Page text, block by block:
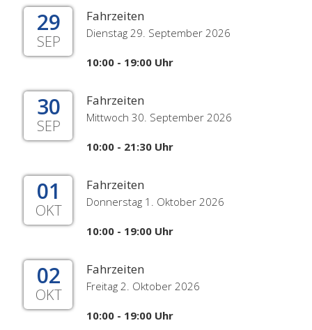
29
SEP
Fahrzeiten
Dienstag 29. September 2026
10:00 - 19:00 Uhr
30
SEP
Fahrzeiten
Mittwoch 30. September 2026
10:00 - 21:30 Uhr
01
OKT
Fahrzeiten
Donnerstag 1. Oktober 2026
10:00 - 19:00 Uhr
02
OKT
Fahrzeiten
Freitag 2. Oktober 2026
10:00 - 19:00 Uhr